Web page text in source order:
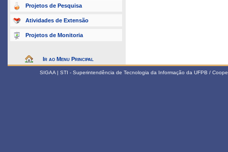
Projetos de Pesquisa
Atividades de Extensão
Projetos de Monitoria
Ir ao Menu Principal
SIGAA | STI - Superintendência de Tecnologia da Informação da UFPB /